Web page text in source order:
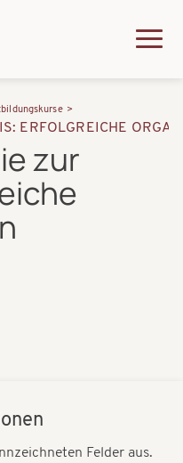
c
ERFOLGREICHE
zur
Felder aus.